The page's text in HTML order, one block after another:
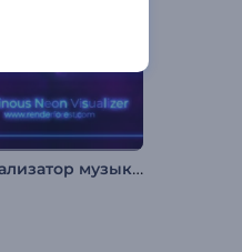
Визуализатор музыки: Неоновый свет